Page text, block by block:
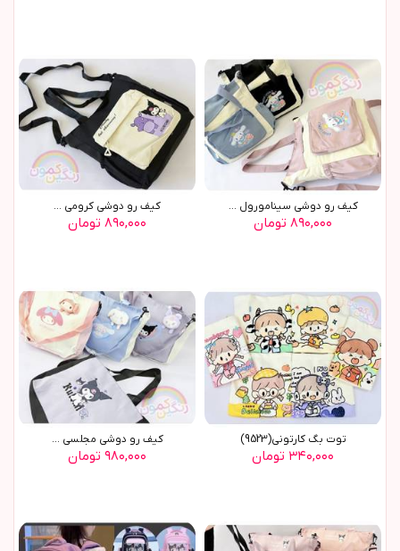
کیف رو دوشی سینامورول ...
۸۹۰,۰۰۰ تومان
کیف رو دوشی کرومی ...
۸۹۰,۰۰۰ تومان
توت بگ کارتوني(9523)
۳۴۰,۰۰۰ تومان
کيف رو دوشي مجلسي ...
۹۸۰,۰۰۰ تومان